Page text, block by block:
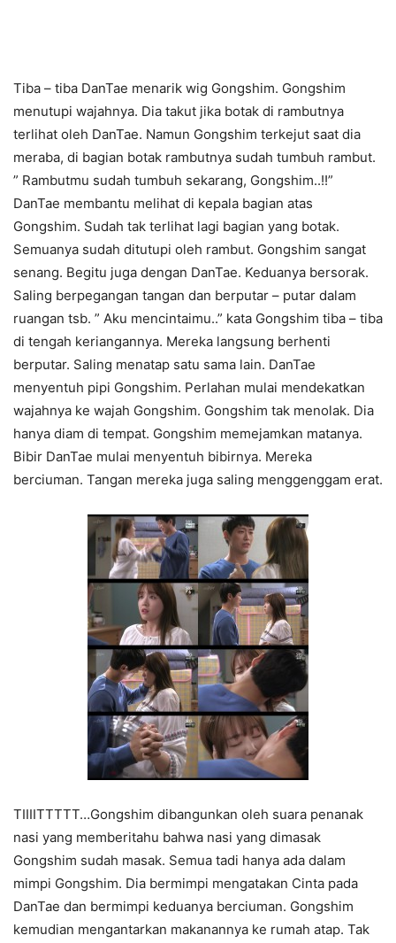
Tiba – tiba DanTae menarik wig Gongshim. Gongshim
menutupi wajahnya. Dia takut jika botak di rambutnya
terlihat oleh DanTae. Namun Gongshim terkejut saat dia
meraba, di bagian botak rambutnya sudah tumbuh rambut.
” Rambutmu sudah tumbuh sekarang, Gongshim..!!”
DanTae membantu melihat di kepala bagian atas
Gongshim. Sudah tak terlihat lagi bagian yang botak.
Semuanya sudah ditutupi oleh rambut. Gongshim sangat
senang. Begitu juga dengan DanTae. Keduanya bersorak.
Saling berpegangan tangan dan berputar – putar dalam
ruangan tsb. ” Aku mencintaimu..” kata Gongshim tiba – tiba
di tengah keriangannya. Mereka langsung berhenti
berputar. Saling menatap satu sama lain. DanTae
menyentuh pipi Gongshim. Perlahan mulai mendekatkan
wajahnya ke wajah Gongshim. Gongshim tak menolak. Dia
hanya diam di tempat. Gongshim memejamkan matanya.
Bibir DanTae mulai menyentuh bibirnya. Mereka
berciuman. Tangan mereka juga saling menggenggam erat.
TIIIITTTTT…Gongshim dibangunkan oleh suara penanak
nasi yang memberitahu bahwa nasi yang dimasak
Gongshim sudah masak. Semua tadi hanya ada dalam
mimpi Gongshim. Dia bermimpi mengatakan Cinta pada
DanTae dan bermimpi keduanya berciuman. Gongshim
kemudian mengantarkan makanannya ke rumah atap. Tak